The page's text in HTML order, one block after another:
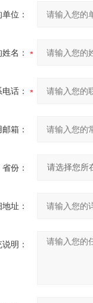
位：
名：
话：
箱：
省份：
址：
明：